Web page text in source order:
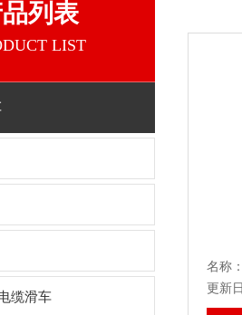
列表
LIST
缆滑车
名称
更新